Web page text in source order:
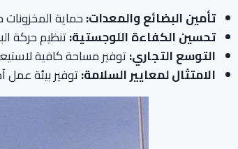
تأمين البضائع والمعدات:حماية
تحسين الكفاءة اللوجستية:تنظيم حركة
التوسع التجاري:توفير مساحة كافية
الامتثال لمعايير السلامة:توفير بيئة عمل